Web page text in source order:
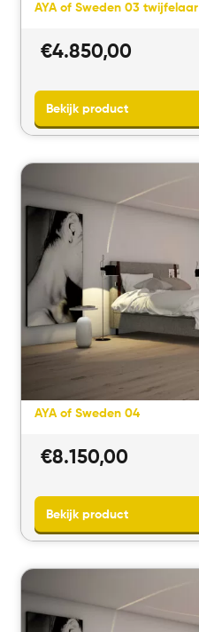
Bekijk product
AYA of Sweden 03 twijfelaar
€4.850,00
Bekijk product
AYA of Sweden 04
€8.150,00